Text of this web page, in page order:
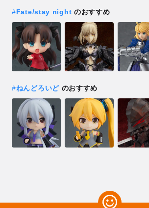
#Fate/stay night のおすすめ
#ねんどろいどのおすすめ